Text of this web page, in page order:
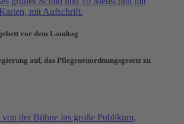
vor dem Landtag
auf, das Pflegeneuordnungsgesetz zu